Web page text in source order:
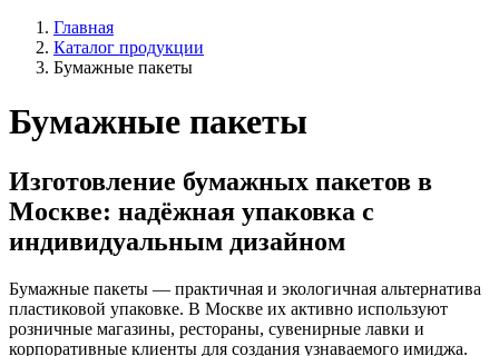
Главная
Каталог продукции
Бумажные пакеты
Бумажные пакеты
Изготовление бумажных пакетов в
Москве: надёжная упаковка с
индивидуальным дизайном
Бумажные пакеты — практичная и экологичная альтернатива
пластиковой упаковке. В Москве их активно используют
розничные магазины, рестораны, сувенирные лавки и
корпоративные клиенты для создания узнаваемого имиджа.